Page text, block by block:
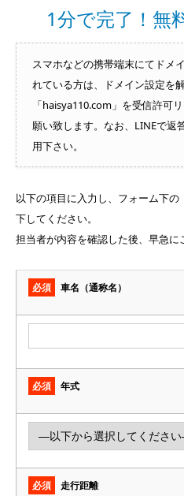
1分で完了！無
スマホなどの携帯端末にてドメ
れている方は、ドメイン設定を
「haisya110.com」を受信許可
願い致します。なお、LINEで返
用下さい。
以下の項目に入力し、フォーム下
下してください。
担当者が内容を確認した後、早急に
必須 車名（通称名）
必須 年式
必須 走行距離